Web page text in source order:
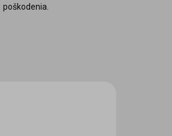
poškodenia.